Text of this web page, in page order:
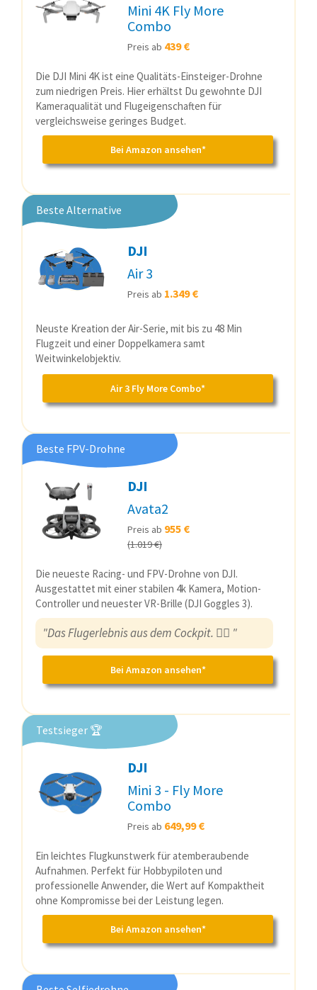
Mini 4K Fly More
Combo
Preis ab 439 €
Die DJI Mini 4K ist eine Qualitäts-Einsteiger-Drohne
zum niedrigen Preis. Hier erhältst Du gewohnte DJI
Kameraqualität und Flugeigenschaften für
vergleichsweise geringes Budget.
Bei Amazon ansehen*
Beste Alternative
DJI
Air 3
Preis ab 1.349 €
Neuste Kreation der Air-Serie, mit bis zu 48 Min
Flugzeit und einer Doppelkamera samt
Weitwinkelobjektiv.
Air 3 Fly More Combo*
Beste FPV-Drohne
DJI
Avata2
Preis ab 955 €
(1.019 €)
Die neueste Racing- und FPV-Drohne von DJI.
Ausgestattet mit einer stabilen 4k Kamera, Motion-
Controller und neuester VR-Brille (DJI Goggles 3).
"Das Flugerlebnis aus dem Cockpit. 👨‍✈️ "
Bei Amazon ansehen*
Testsieger 🏆
DJI
Mini 3 - Fly More
Combo
Preis ab 649,99 €
Ein leichtes Flugkunstwerk für atemberaubende
Aufnahmen. Perfekt für Hobbypiloten und
professionelle Anwender, die Wert auf Kompaktheit
ohne Kompromisse bei der Leistung legen.
Bei Amazon ansehen*